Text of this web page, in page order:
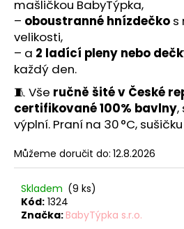
mašličkou BabyTýpka,
– oboustranné hnízdečko s
velikosti,
– a 2 ladící pleny nebo
každý den.
🧵 Vše ručně šité v České
certifikované 100% bavlny,
výplní. Praní na 30 °C,
Můžeme doručit do: 12.8.2026
Skladem (9 ks)
Kód: 1324
Značka: BabyTýpka s.r.o.
e
m
e
TEEPE
PRO
DĚTI
STARS
3
588
Kč